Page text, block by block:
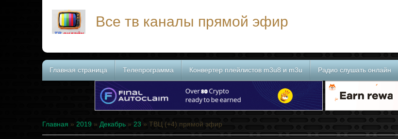
Все тв каналы прямой эфир
Главная страница Телепрограмма Конвертер плейлистов m3u8 и m3u Радио слушать онлайн
Главная » 2019 » Декабрь » 23 » ТВЦ (+4) прямой эфир